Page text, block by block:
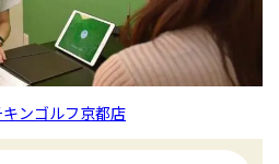
キンゴルフ京都店